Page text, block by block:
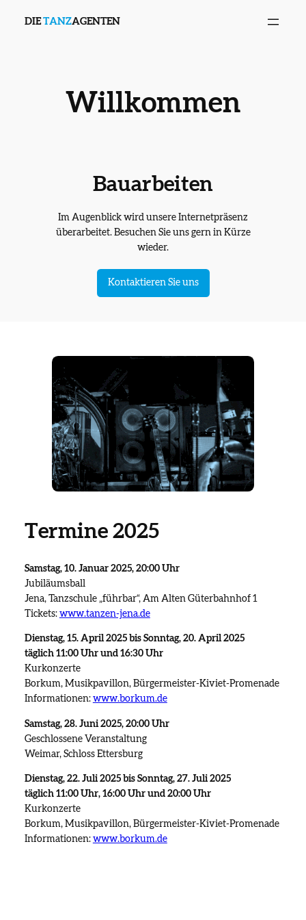
DIETANZAGENTEN
Willkommen
Bauarbeiten
Im Augenblick wird unsere Internetpräsenz
überarbeitet. Besuchen Sie uns gern in Kürze
wieder.
Kontaktieren Sie uns
Termine 2025
Samstag, 10. Januar 2025, 20:00 Uhr
Jubiläumsball
Jena, Tanzschule „führbar“, Am Alten Güterbahnhof 1
Tickets: www.tanzen-jena.de
Dienstag, 15. April 2025 bis Sonntag, 20. April 2025
täglich 11:00 Uhr und 16:30 Uhr
Kurkonzerte
Borkum, Musikpavillon, Bürgermeister-Kiviet-Promenade
Informationen: www.borkum.de
Samstag, 28. Juni 2025, 20:00 Uhr
Geschlossene Veranstaltung
Weimar, Schloss Ettersburg
Dienstag, 22. Juli 2025 bis Sonntag, 27. Juli 2025
täglich 11:00 Uhr, 16:00 Uhr und 20:00 Uhr
Kurkonzerte
Borkum, Musikpavillon, Bürgermeister-Kiviet-Promenade
Informationen: www.borkum.de